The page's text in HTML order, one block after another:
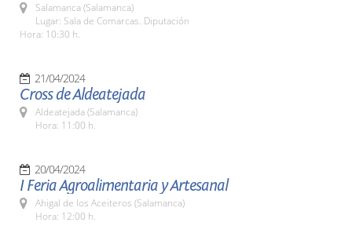
Salamanca (Salamanca)
Lugar: Sala de Comarcas. Diputación
Hora: 10:30 h.
21/04/2024
Cross de Aldeatejada
Aldeatejada (Salamanca)
Hora: 11:00 h.
20/04/2024
I Feria Agroalimentaria y Artesanal
Ahigal de los Aceiteros (Salamanca)
Hora: 12:00 h.